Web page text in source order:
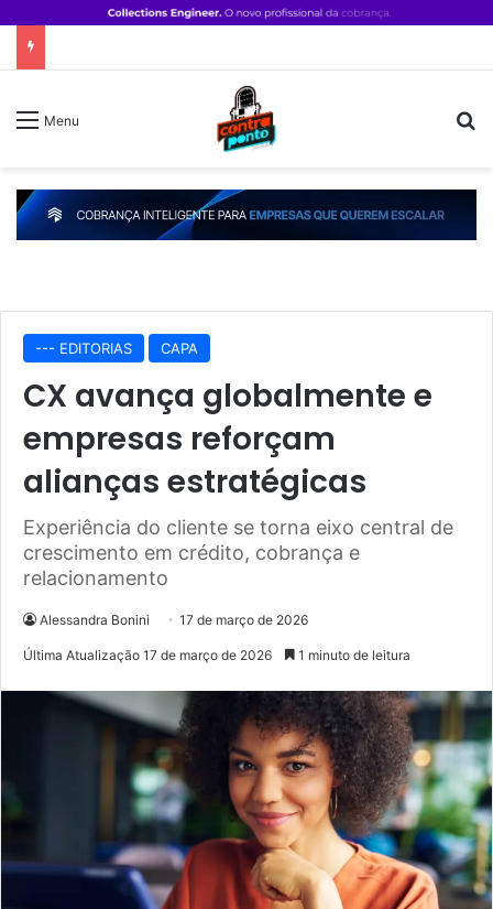
Menu
--- EDITORIAS CAPA
CX avança globalmente e
empresas reforçam
alianças estratégicas
Experiência do cliente se torna eixo central de
crescimento em crédito, cobrança e
relacionamento
Alessandra Bonini 17 de março de 2026
Última Atualização 17 de março de 2026 1 minuto de leitura